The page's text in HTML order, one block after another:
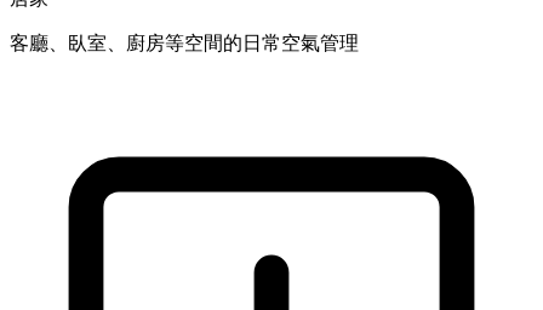
客廳、臥室、廚房等空間的日常空氣管理